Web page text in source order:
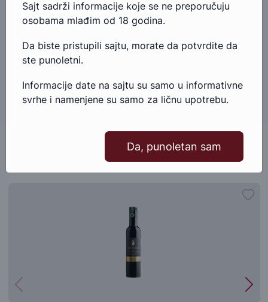
Pošaljite email
Slični proizvodi
Sajt sadrži informacije koje se ne preporučuju
osobama mlađim od 18 godina.
Da biste pristupili sajtu, morate da potvrdite da
ste punoletni.
Informacije date na sajtu su samo u informativne
svrhe i namenjene su samo za ličnu upotrebu.
Da, punoletan sam